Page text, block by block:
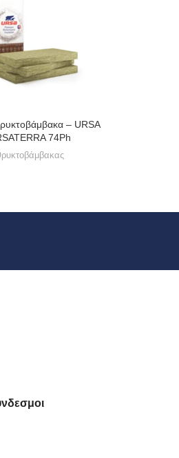
– URSA
74Ph